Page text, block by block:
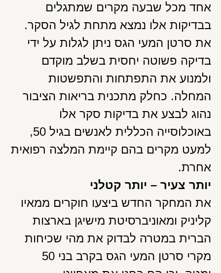
אחד מכל שבעה מקרים שמתגלים
בבדיקות אלו נמצא מתחת לגיל הסקר.
את סרטן המעי הגס ניתן לגלות על ידי
בדיקה פשוטה יחסית בשלב מוקדם
ולמנוע את התפתחות והתפשטות
המחלה. כחלק מתכנית בריאות הציבור
נהוג לבצע את בדיקות סקר אלו
באוכלוסייה הכללית לאנשים בגיל 50,
למעט מקרים בהם קיימת המלצה רפואית
אחרת.
יותר צעיר – יותר קטלני
את המחקר החדש ביצעו חוקרים ממאיו
קליניק ומאוניברסיטת מישיגן בארצות
הברית במטרה לבדוק את מהי שכיחות
מקרי סרטן המעי הגס בקרב בני 50